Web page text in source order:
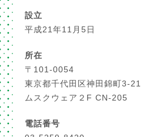
設立
平成21年11月5日
所在
〒101-0054
東京都千代田区神田錦町3-
ムスクウェア２F CN-205
電話番号